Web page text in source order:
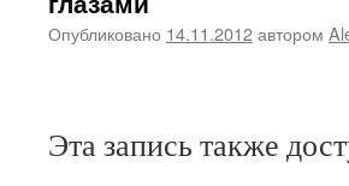
Опубликовано 14.11.2012автором
Эта запись также